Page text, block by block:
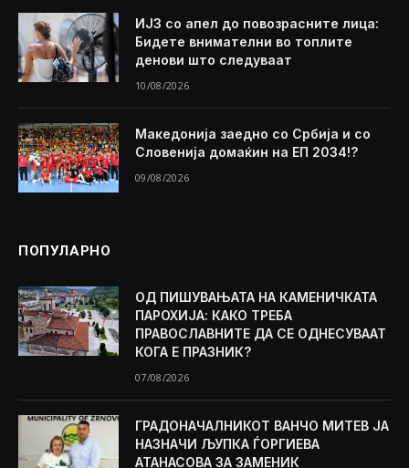
ИЈЗ со апел до повозрасните лица:
Бидете внимателни во топлите
денови што следуваат
10/08/2026
Македонија заедно со Србија и со
Словенија домаќин на ЕП 2034!?
09/08/2026
ПОПУЛАРНО
ОД ПИШУВАЊАТА НА КАМЕНИЧКАТА
ПАРОХИЈА: КАКО ТРЕБА
ПРАВОСЛАВНИТЕ ДА СЕ ОДНЕСУВААТ
КОГА Е ПРАЗНИК?
07/08/2026
ГРАДОНАЧАЛНИКОТ ВАНЧО МИТЕВ ЈА
НАЗНАЧИ ЉУПКА ЃОРГИЕВА
АТАНАСОВА ЗА ЗАМЕНИК